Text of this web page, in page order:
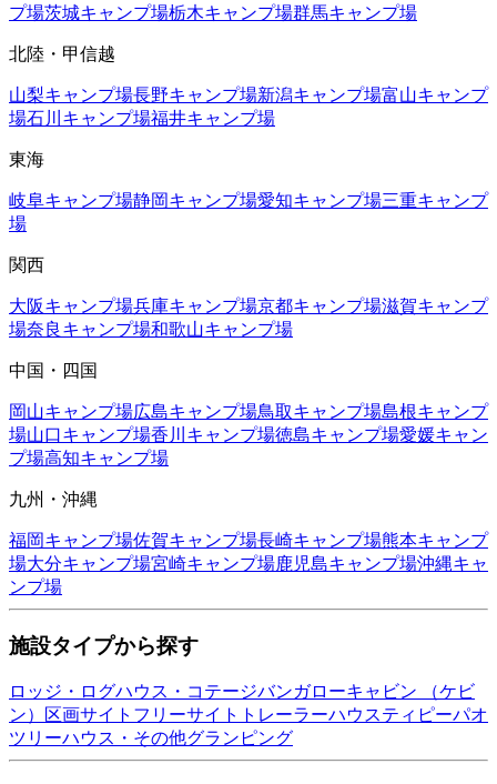
プ場茨城キャンプ場栃木キャンプ場群馬キャンプ場
北陸・甲信越
山梨キャンプ場長野キャンプ場新潟キャンプ場富山キャンプ
場石川 キャンプ場福井キャンプ場
東海
岐阜キャンプ場静岡キャンプ場愛知キャンプ場三重キャンプ
場
関西
大阪キャンプ場兵庫キャンプ場京都キャンプ場滋賀キャンプ
場奈良 キャンプ場和歌山キャンプ場
中国・四国
岡山キャンプ場広島キャンプ場鳥取キャンプ場島根キャンプ
場山口キャンプ場香川 キャンプ場徳島キャンプ場愛媛キャン
プ場高知キャンプ場
九州・沖縄
福岡キャンプ場佐賀キャンプ場長崎キャンプ場熊本キャンプ
場大分キャンプ場宮崎キャンプ場鹿児島キャンプ場沖縄キャ
ンプ場
施設タイプから探す
ロッジ・ログハウス・コテージバンガローキャビン （ケビ
ン）
区画サイト フリーサイト トレーラーハウスティピーパオ
ツリーハウス・その他グランピング